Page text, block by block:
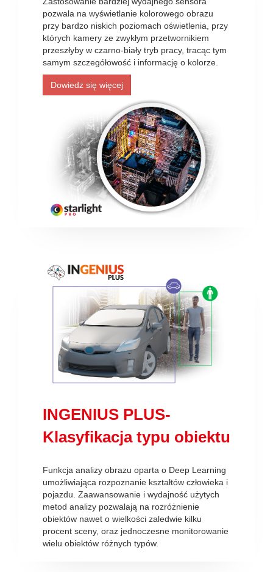
pozwala na wyświetlanie kolorowego obrazu
przy bardzo niskich poziomach oświetlenia, przy
których kamery ze zwykłym przetwornikiem
przeszłyby w czarno-biały tryb pracy, tracąc tym
samym szczegółowość i informację o kolorze.
Dowiedz się więcej
INGENIUS PLUS-
Klasyfikacja typu obiektu
Funkcja analizy obrazu oparta o Deep Learning
umożliwiająca rozpoznanie kształtów człowieka i
pojazdu. Zaawansowanie i wydajność użytych
metod analizy pozwalają na rozróżnienie
obiektów nawet o wielkości zaledwie kilku
procent sceny, oraz jednoczesne monitorowanie
wielu obiektów różnych typów.